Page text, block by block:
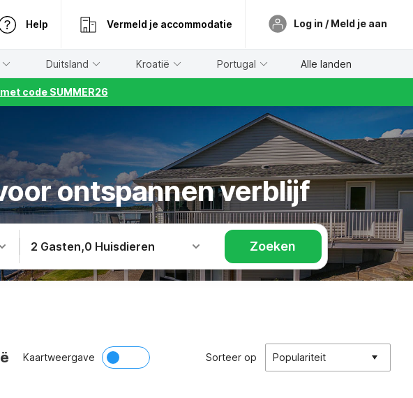
Help Vermeld je accommodatie Log in / Meld je aan
Duitsland Kroatië Portugal Alle landen
code SUMMER26
ontspannen verblijf
2 Gasten,0 Huisdieren Zoeken
Kaartweergave Sorteer op Populariteit